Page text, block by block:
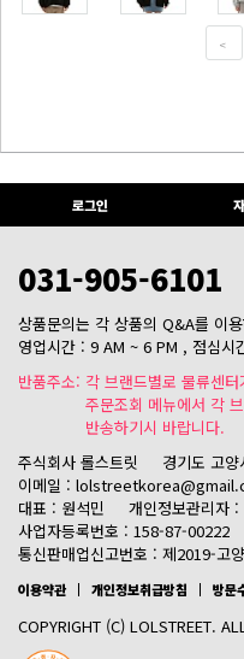
<
로그인
031-905-6101
상품문의는 각 상품의 Q&A를 이
영업시간 : 9 AM ~ 6 PM , 점심
반품주소: 각 브랜드별로 물류센
주문조회 메뉴에서 각
반송하기시 바랍니다.
주식회사 롤스트릿
경기도 고
이메일 :
대표 : 원석민
개인정보관리자 :
사업자등록번호 : 158-87-00222
통신판매업신고번호 : 제2019-고
이용약관 개인정보취급방침 방문
COPYRIGHT (C) LOLSTREET.